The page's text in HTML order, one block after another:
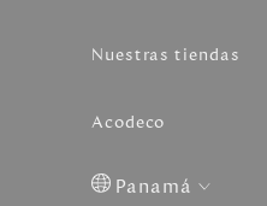
Nuestras tiendas
Acodeco
Panamá